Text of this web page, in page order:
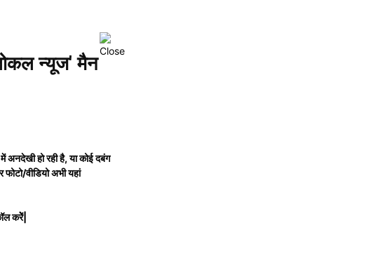
न्यूज' मैन
अनदेखी हो रही है, या कोई दबंग
वीडियो अभी यहां
करेेें|